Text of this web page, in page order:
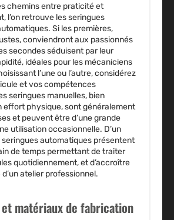
chemins entre praticité et
l’on retrouve les seringues
Si les premières,
conviendront aux passionnés
secondes séduisent par leur
idéales pour les mécaniciens
l’une ou l’autre, considérez
et vos compétences
seringues manuelles, bien
effort physique, sont généralement
et peuvent être d’une grande
utilisation occasionnelle. D’un
automatiques présentent
de temps permettant de traiter
quotidiennement, et d’accroître
atelier professionnel.
matériaux de fabrication